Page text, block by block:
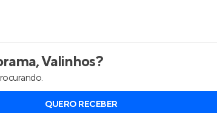
Valinhos?
QUERO RECEBER